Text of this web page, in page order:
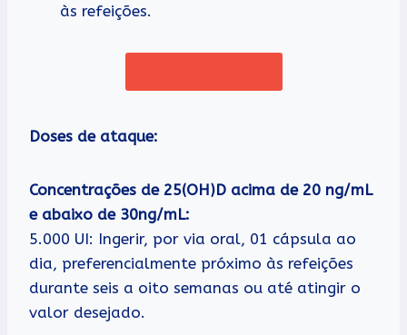
às refeições.
Doses de ataque:
Concentrações de 25(OH)D acima de 20 ng/mL
e abaixo de 30ng/mL:
5.000 UI: Ingerir, por via oral, 01 cápsula ao
dia, preferencialmente próximo às refeições
durante seis a oito semanas ou até atingir o
valor desejado.